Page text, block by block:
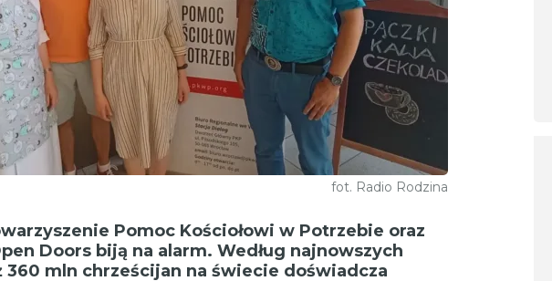
fot. Radio Rodzina
Pomoc Kościołowi w Potrzebie oraz
Doors biją na alarm. Według najnowszych
360 mln chrześcijan na świecie doświadcza